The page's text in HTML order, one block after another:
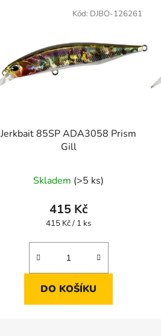
Jerkbait 85SP ADA3058 Prism
Gill
Skladem (>5 ks)
415 Kč
Měrná
415 Kč / 1 ks
DO KOŠÍKU
Kód: DJBO-126261